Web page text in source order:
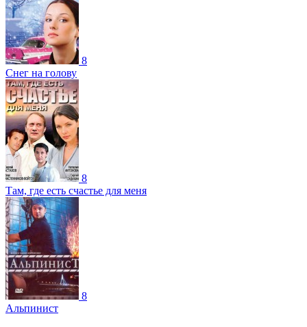
8
Снег на голову
8
Там, где есть счастье для меня
8
Альпинист